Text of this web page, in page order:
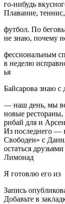
го-нибудь
Плавание,
футбол. По
не знаю, почему
фессиональным
в неделю
ья
Байсарова знаю с
— наш день, мы
новые рестораны,
рибай для и
Из последнего —
Свободен» с
остаться
Лимонад
Я готовлю его из
Запись
Добавьте в